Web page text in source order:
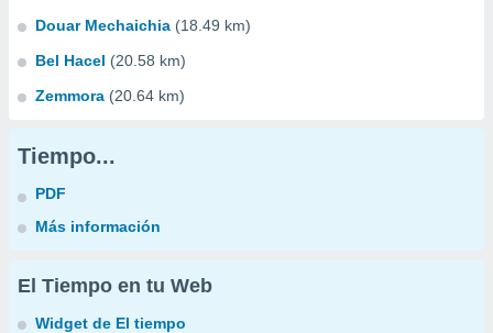
Douar Mechaichia (18.49 km)
Bel Hacel (20.58 km)
Zemmora (20.64 km)
Tiempo...
PDF
Más información
El Tiempo en tu Web
Widget de El tiempo